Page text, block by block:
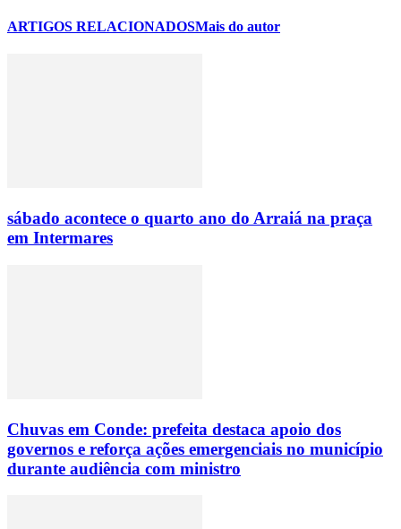
ARTIGOS RELACIONADOSMais do autor
sábado acontece o quarto ano do Arraiá na praça
em Intermares
Chuvas em Conde: prefeita destaca apoio dos
governos e reforça ações emergenciais no município
durante audiência com ministro